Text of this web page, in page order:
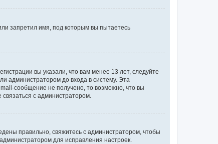
запретил имя, под которым вы пытаетесь
вы указали, что вам менее 13 лет, следуйте
администратором до входа в систему. Эта
сообщение не получено, то возможно, что вы
с администратором.
правильно, свяжитесь с администратором, чтобы
для исправления настроек.